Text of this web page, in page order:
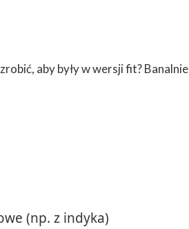
aby były w wersji fit? Banalnie
(np. z indyka)